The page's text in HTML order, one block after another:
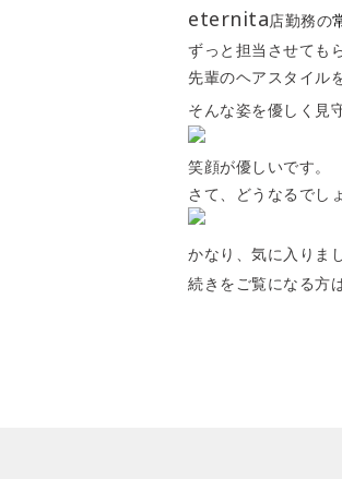
eternita店勤務の
ずっと担当させても
先輩のヘアスタイル
そんな姿を優しく見
笑顔が優しいです。
さて、どうなるでし
かなり、気に入りま
続きをご覧になる方